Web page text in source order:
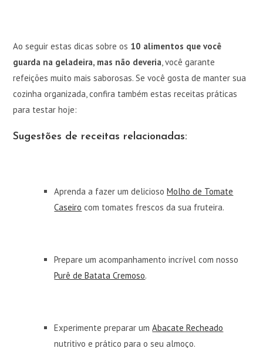
Ao seguir estas dicas sobre os 10 alimentos que você
guarda na geladeira, mas não deveria, você garante
refeições muito mais saborosas. Se você gosta de manter sua
cozinha organizada, confira também estas receitas práticas
para testar hoje:
Sugestões de receitas relacionadas:
Aprenda a fazer um deliciosoMolho de Tomate
Caseiro com tomates frescos da sua fruteira.
Prepare um acompanhamento incrível com nosso
Purê de Batata Cremoso.
Experimente preparar umAbacate Recheado
nutritivo e prático para o seu almoço.